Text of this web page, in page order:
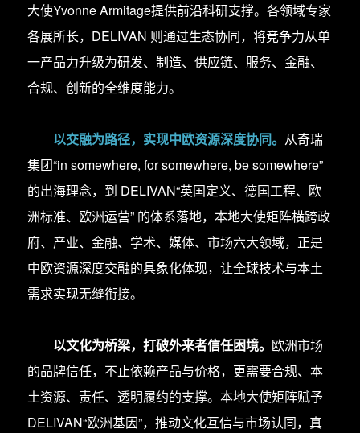
大使Yvonne Armitage提供前沿科研支撑。各领域专家
各展所长，DELIVAN 则通过生态协同，将竞争力从单
一产品力升级为研发、制造、供应链、服务、金融、
合规、创新的全维度能力。
以交融为路径，实现中欧资源深度协同。 从奇瑞
集团“in somewhere, for somewhere, be somewhere”
的出海理念，到 DELIVAN“英国定义、德国工程、欧
洲标准、欧洲运营” 的体系落地，本地大使矩阵横跨政
府、产业、金融、学术、媒体、市场六大领域，正是
中欧资源深度交融的具象化体现，让全球技术与本土
需求实现无缝衔接。
以文化为桥梁，打破外来者信任困境。 欧洲市场
的品牌信任，不止依赖产品与价格，更需要合规、本
土资源、责任、透明履约的支撑。本地大使矩阵赋予
DELIVAN“欧洲基因”，推动文化互信与市场认同，真